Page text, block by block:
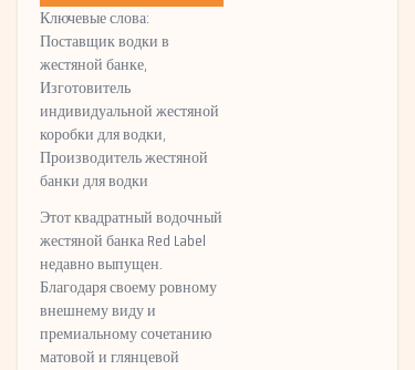
Ключевые слова:
Поставщик водки в
жестяной банке,
Изготовитель
индивидуальной жестяной
коробки для водки,
Производитель жестяной
банки для водки
Этот квадратный водочный
жестяной банка Red Label
недавно выпущен.
Благодаря своему ровному
внешнему виду и
премиальному сочетанию
матовой и глянцевой